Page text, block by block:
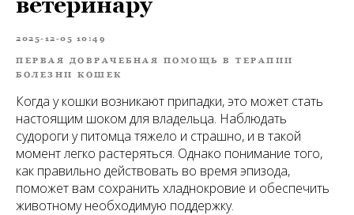
2025-12-05 10:49
ПЕРВАЯ ДОВРАЧЕБНАЯ ПОМОЩЬ В ТЕРАПИИ
БОЛЕЗНИ КОШЕК
Когда у кошки возникают припадки, это может стать
настоящим шоком для владельца. Наблюдать
судороги у питомца тяжело и страшно, и в такой
момент легко растеряться. Однако понимание того,
как правильно действовать во время эпизода,
поможет вам сохранить хладнокровие и обеспечить
животному необходимую поддержку.